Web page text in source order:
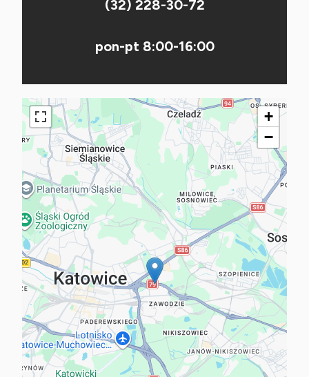
(32) 228-30-72
pon-pt 8:00-16:00
+
−